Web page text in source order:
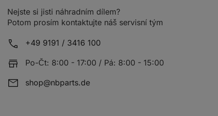
Nejste si jisti náhradním dílem?
Potom prosím kontaktujte náš servisní tým
+49 9191 / 3416 100
Po-Čt: 8:00 - 17:00 / Pá: 8:00 - 15:00
shop@nbparts.de